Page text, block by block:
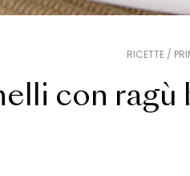
RICETTE /
con ragù